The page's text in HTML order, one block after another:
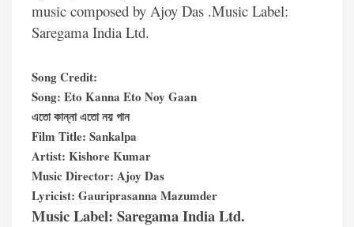
music composed by Ajoy Das .Music Label:
Saregama India Ltd.
Song Credit:
Song: Eto Kanna Eto Noy Gaan
এতো কান্না এতো নয় গান
Film Title: Sankalpa
Artist: Kishore Kumar
Music Director: Ajoy Das
Lyricist: Gauriprasanna Mazumder
Music Label: Saregama India Ltd.